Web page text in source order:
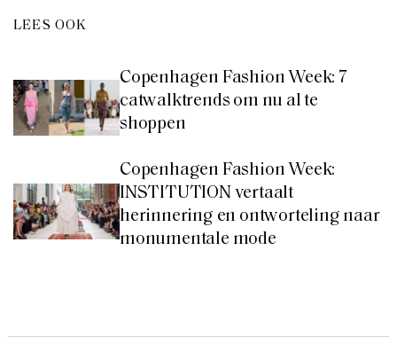
LEES OOK
Copenhagen Fashion Week: 7
catwalktrends om nu al te
shoppen
Copenhagen Fashion Week:
INSTITUTION vertaalt
herinnering en ontworteling naar
monumentale mode